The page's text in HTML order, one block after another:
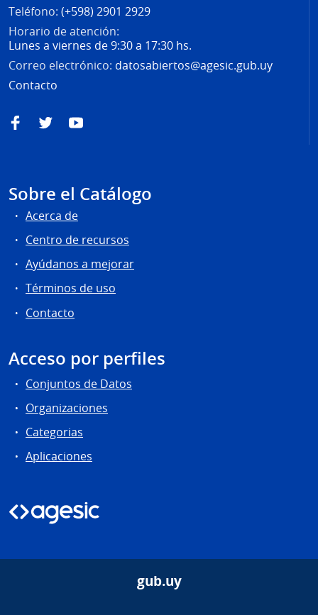
Teléfono: (+598) 2901 2929
Horario de atención:
Lunes a viernes de 9:30 a 17:30 hs.
Correo electrónico: datosabiertos@agesic.gub.uy
Contacto
FacebookTwitterYouTube
Sobre el Catálogo
Acerca de
Centro de recursos
Ayúdanos a mejorar
Términos de uso
Contacto
Acceso por perfiles
Conjuntos de Datos
Organizaciones
Categorias
Aplicaciones
gub.uy